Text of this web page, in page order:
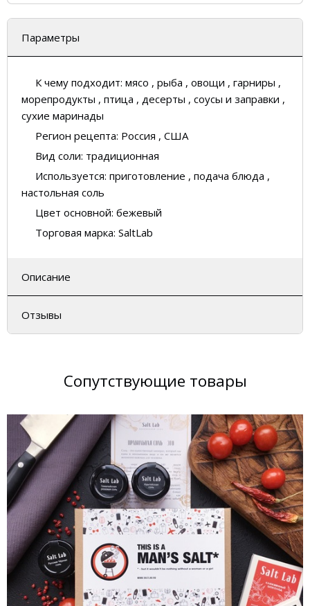
Параметры
К чему подходит: мясо , рыба , овощи , гарниры ,
морепродукты , птица , десерты , соусы и заправки ,
сухие маринады
Регион рецепта: Россия , США
Вид соли: традиционная
Используется: приготовление , подача блюда ,
настольная соль
Цвет основной: бежевый
Торговая марка: SaltLab
Описание
Отзывы
Сопутствующие товары